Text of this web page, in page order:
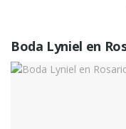
Boda Lyniel en